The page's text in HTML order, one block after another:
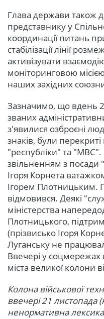
Глава держави також
представнику у
координації питань
стабілізації лінії
активізувати
моніторинговою
наших західних
Зазначимо, що вдень
званих
з'явилися озброєні
знаків, були перекриті
"республіки" та "МВС".
звільненням з посади
Ігоря Корнета
Ігорем Плотницьким.
відмовився. Деякі
міністерства
Плотницького,
(прізвисько Ігоря
Луганську не
Ввечері у
міста великої колони
Колона військової
ввечері 21 листопада
ненормативна